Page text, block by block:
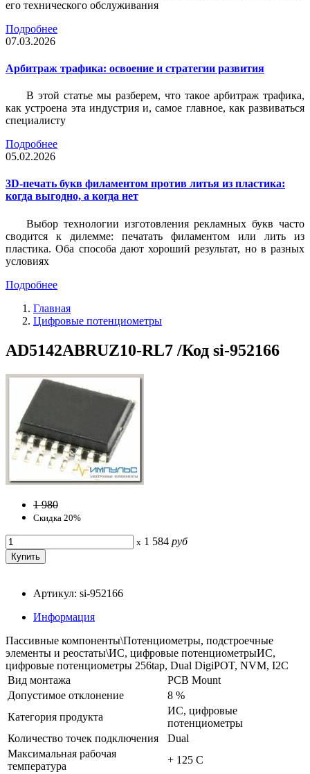
его технического обслуживания
Подробнее
07.03.2026
Арбитраж трафика: освоение и стратегии развития
В этой статье мы разберем, что такое арбитраж трафика,
как устроена эта индустрия и, самое главное, как развиваться
специалисту
Подробнее
05.02.2026
3D-печать букв филаментом против литья из пластика:
когда выгодно, а когда нет
Выбор технологии изготовления рекламных букв часто
сводится к дилемме: печатать филаментом или лить из
пластика. Оба способа дают хороший результат, но в разных
условиях
Подробнее
Главная
Цифровые потенциометры
AD5142ABRUZ10-RL7 /Код si-952166
1 980
Скидка 20%
x 1 584 руб
Артикул: si-952166
Информация
Пассивные компоненты\Потенциометры, подстроечные
элементы и реостаты\ИС, цифровые потенциометрыИС,
цифровые потенциометры 256tap, Dual DigiPOT, NVM, I2C
Вид монтажа
PCB Mount
Допустимое отклонение
8 %
Категория продукта
ИС, цифровые
потенциометры
Количество точек подключения
Dual
Максимальная рабочая
температура
+ 125 C